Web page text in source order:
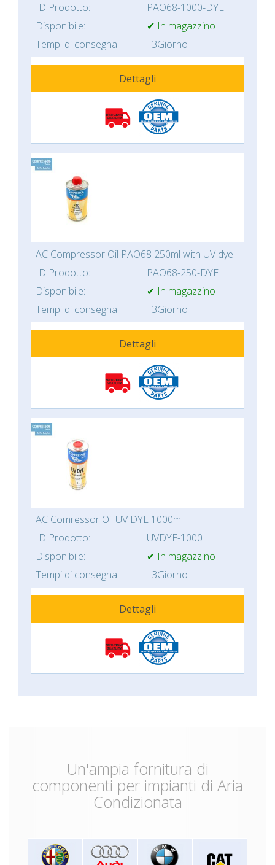
ID Prodotto:
PAO68-1000-DYE
Disponibile:
✔ In magazzino
Tempi di consegna:
3Giorno
Dettagli
AC Compressor Oil PAO68 250ml with UV dye
ID Prodotto:
PAO68-250-DYE
Disponibile:
✔ In magazzino
Tempi di consegna:
3Giorno
Dettagli
AC Comressor Oil UV DYE 1000ml
ID Prodotto:
UVDYE-1000
Disponibile:
✔ In magazzino
Tempi di consegna:
3Giorno
Dettagli
Un'ampia fornitura di
componenti per impianti di Aria
Condizionata